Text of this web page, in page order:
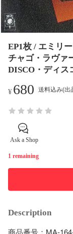
EP1枚 / エミリ
チャゴ・ラヴァ
DISCO・ディス
¥680 送料込み(出
Ask a Shop
1 remaining
Description
商品番号：MA-